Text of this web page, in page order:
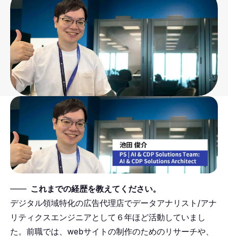
―― これまでの経歴を教えてください。
デジタル領域特化の広告代理店でデータアナリスト/アナ
リティクスエンジニアとして６年ほど活動していまし
た。前職では、webサイトの制作のためのリサーチや、